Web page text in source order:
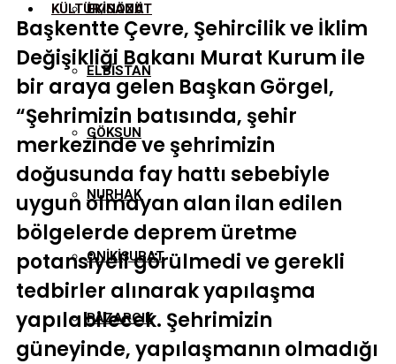
EKINÖZÜ
ELBISTAN
GÖKSUN
NURHAK
ONIKIŞUBAT
PAZARCIK
KÜLTÜR/SANAT
Başkentte Çevre, Şehircilik ve İklim
Değişikliği Bakanı Murat Kurum ile
bir araya gelen Başkan Görgel,
“Şehrimizin batısında, şehir
merkezinde ve şehrimizin
doğusunda fay hattı sebebiyle
uygun olmayan alan ilan edilen
bölgelerde deprem üretme
potansiyeli görülmedi ve gerekli
tedbirler alınarak yapılaşma
yapılabilecek. Şehrimizin
güneyinde, yapılaşmanın olmadığı